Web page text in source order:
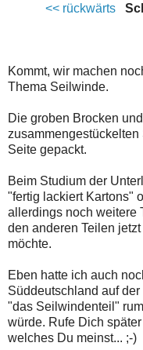
<< rückwärts
Kommt, wir machen
Thema Seilwinde.
Die groben Brocken
Seite gepackt.
Beim Studium der
"fertig lackiert Kartons"
allerdings noch weitere
den anderen Teilen
möchte.
Eben hatte ich auch
Süddeutschland auf
"das Seilwindenteil"
würde. Rufe Dich
welches Du meinst... ;-)